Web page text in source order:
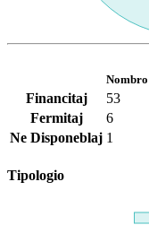
Financitaj 53
Fermitaj 6
Ne Disponeblaj 1
Tipologio